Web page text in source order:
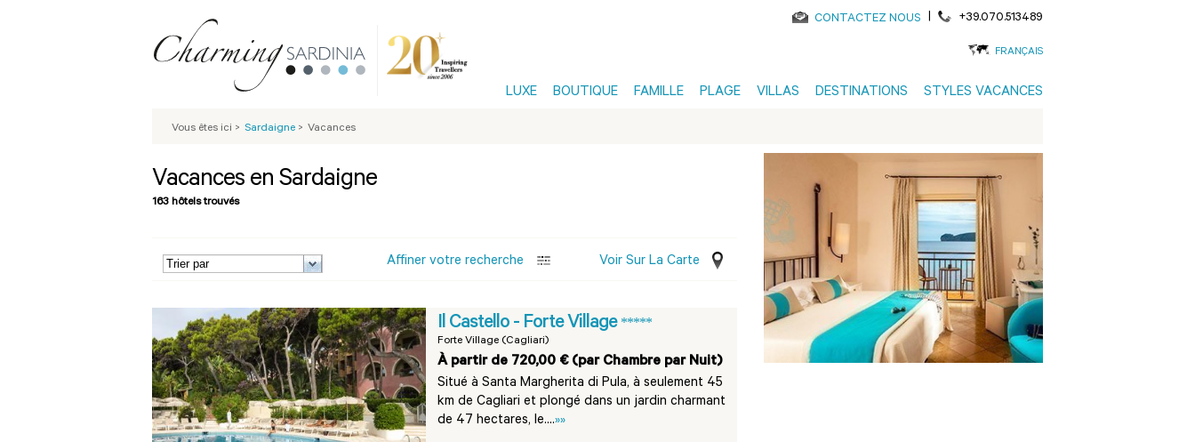
CONTACTEZ NOUS | +39.070.513489
FRANÇAIS
LUXE BOUTIQUE FAMILLE PLAGE VILLAS DESTINATIONS STYLES VACANCES
Vous êtes ici > Sardaigne > Vacances
Vacances en Sardaigne
163 hôtels trouvés
Affiner votre recherche Voir Sur La Carte
Il Castello - Forte Village *****
Forte Village (Cagliari)
À partir de 720,00 € (par Chambre par Nuit)
Situé à Santa Margherita di Pula, à seulement 45
km de Cagliari et plongé dans un jardin charmant
de 47 hectares, le....»»